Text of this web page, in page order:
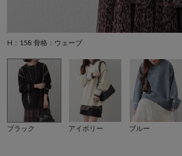
H：158 骨格：ウェーブ
ブラック アイボリー ブルー